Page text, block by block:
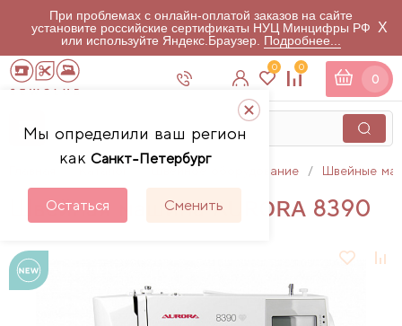
При проблемах с онлайн-оплатой заказов на сайте
установите российские сертификаты НУЦ Минцифры РФ
или используйте Яндекс.Браузер. Подробнее...
X
Мы определили ваш регион
как Санкт-Петербург
Остаться Сменить
0 0
0
Швейное оборудование Швейные
Швейная машина AURORA 8390